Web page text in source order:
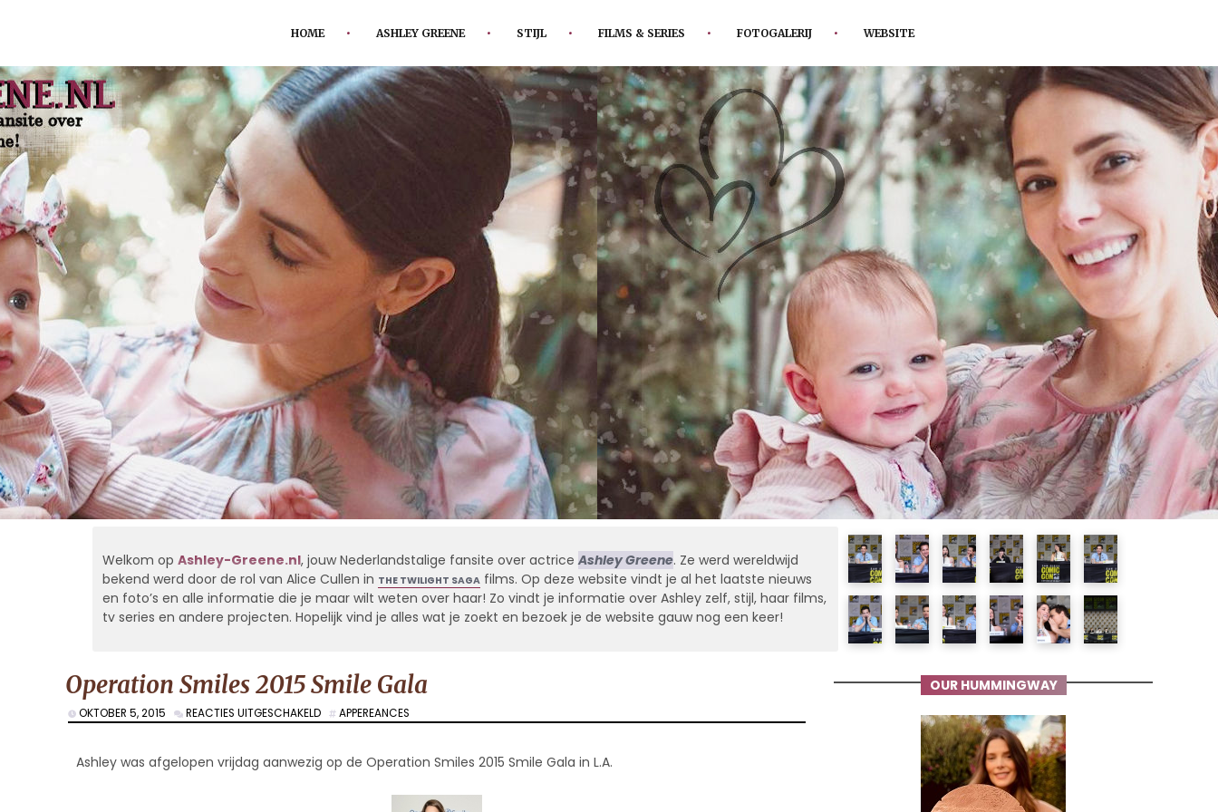
HOME ASHLEY GREENE STIJL FILMS & SERIES FOTOGALERIJ WEBSITE
Welkom op Ashley-Greene.nl, jouw Nederlandstalige fansite over actriceAshley Greene. Ze werd wereldwijd
bekend werd door de rol van Alice Cullen in THE TWILIGHT SAGAfilms. Op deze website vindt je al het laatste nieuws
en foto’s en alle informatie die je maar wilt weten over haar! Zo vindt je informatie over Ashley zelf, stijl, haar films,
tv series en andere projecten. Hopelijk vind je alles wat je zoekt en bezoek je de website gauw nog een keer!
OUR HUMMINGWAY
Operation Smiles 2015 Smile Gala
OKTOBER 5, 2015 REACTIES UITGESCHAKELDVOOR
OPERATION
2015
SMILE
APPEREANCES
Ashley was afgelopen vrijdag aanwezig op de Operation Smiles 2015 Smile Gala in L.A.